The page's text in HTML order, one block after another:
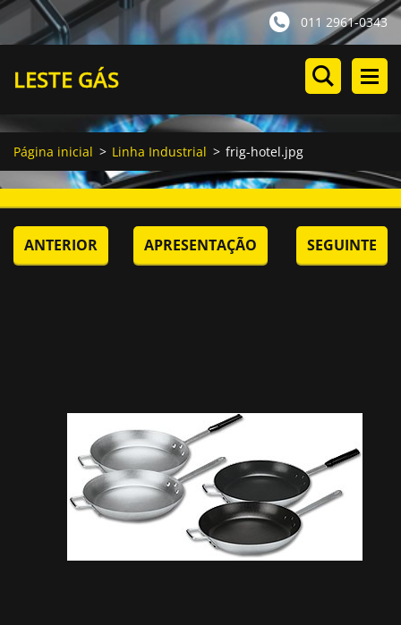
011 2961-0343
LESTE GÁS
Página inicial > Linha Industrial > frig-hotel.jpg
ANTERIOR APRESENTAÇÃO SEGUINTE